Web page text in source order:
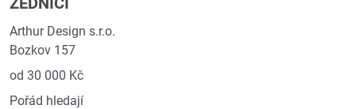
Arthur Design s.r.o.
Bozkov 157
od 30 000 Kč
Pořád hledají